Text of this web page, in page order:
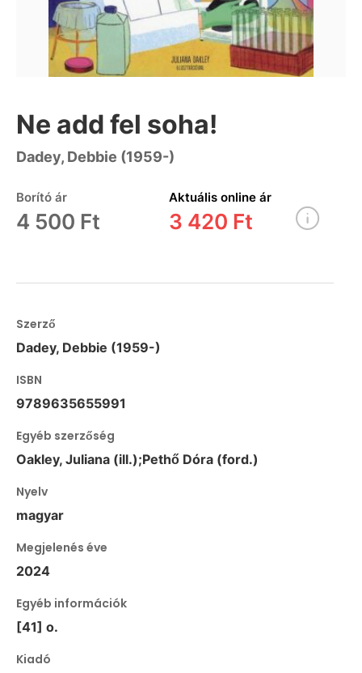
Ne add fel soha!
Dadey, Debbie (1959-)
Borító ár
4 500 Ft
Aktuális online ár
3 420 Ft
Szerző
Dadey, Debbie (1959-)
ISBN
9789635655991
Egyéb szerzőség
Oakley, Juliana (ill.);Pethő Dóra (ford.)
Nyelv
magyar
Megjelenés éve
2024
Egyéb információk
[41] o.
Kiadó